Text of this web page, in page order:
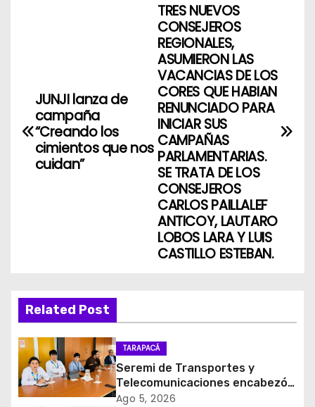
g
d
e
e
n
TRES NUEVOS
CONSEJEROS
REGIONALES,
ASUMIERON LAS
VACANCIAS DE LOS
CORES QUE HABIAN
RENUNCIADO PARA
INICIAR SUS
CAMPAÑAS
PARLAMENTARIAS.
SE TRATA DE LOS
CONSEJEROS
CARLOS PAILLALEF
ANTICOY, LAUTARO
LOBOS LARA Y LUIS
CASTILLO ESTEBAN.
JUNJI lanza de
campaña
“Creando los
cimientos que nos
cuidan”
Related Post
TARAPACÁ
Seremi de Transportes y
Telecomunicaciones encabezó
primera mesa de coordinación
Ago 5, 2026